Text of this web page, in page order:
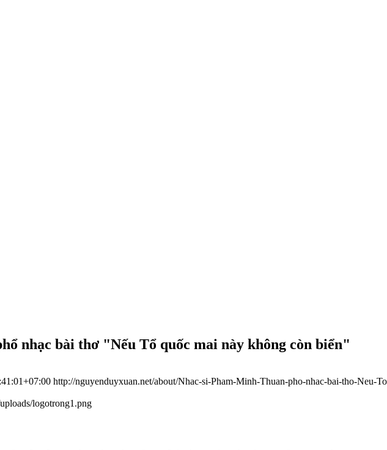
nhạc bài thơ "Nếu Tổ quốc mai này không còn biển"
http://nguyenduyxuan.net/about/Nhac-si-Pham-Minh-Thuan-pho-nhac-bai-tho-Neu-
logotrong1.png